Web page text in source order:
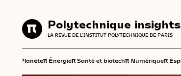
Polytechnique insights
LA REVUE DE L'INSTITUT POLYTECHNIQUE DE PARIS
Planèteπ Énergieπ Santé et biotechπ Numériqueπ
Polytechnique
LA REVUE DE L'INSTITUT POLYTECHNIQUE DE